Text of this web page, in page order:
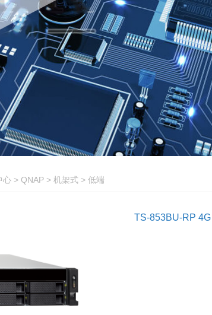
QNAP
创想
热卖产品
心 > QNAP > 机架式 > 低端
TS-853BU-RP 4G